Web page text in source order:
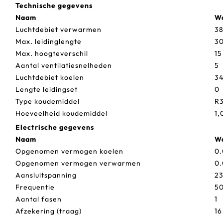
Technische gegevens
Naam
Luchtdebiet verwarmen
Max. leidinglengte
Max. hoogteverschil
15
Aantal ventilatiesnelheden
5
Luchtdebiet koelen
Lengte leidingset
0
Type koudemiddel
Hoeveelheid koudemiddel
Electrische gegevens
Naam
Opgenomen vermogen koelen
Opgenomen vermogen verwarmen
Aansluitspanning
Frequentie
Aantal fasen
1
Afzekering (traag)
16